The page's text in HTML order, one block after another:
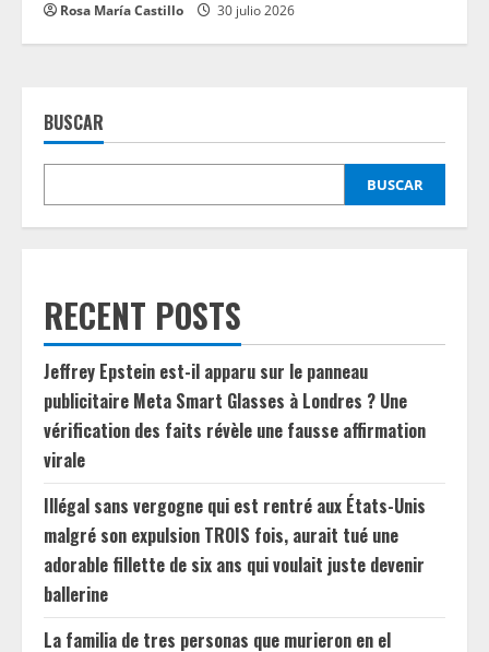
Rosa María Castillo 30 julio 2026
BUSCAR
BUSCAR
RECENT POSTS
Jeffrey Epstein est-il apparu sur le panneau
publicitaire Meta Smart Glasses à Londres ? Une
vérification des faits révèle une fausse affirmation
virale
Illégal sans vergogne qui est rentré aux États-Unis
malgré son expulsion TROIS fois, aurait tué une
adorable fillette de six ans qui voulait juste devenir
ballerine
La familia de tres personas que murieron en el